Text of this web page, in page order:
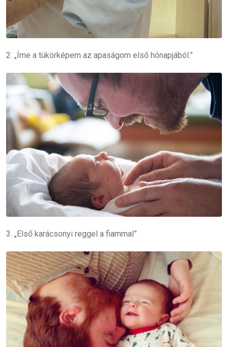
2. „Íme a tükörképem az apaságom első hónapjából.”
3. „Első karácsonyi reggel a fiammal”